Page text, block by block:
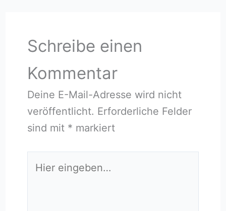
Schreibe einen
Kommentar
Deine E-Mail-Adresse wird nicht
veröffentlicht. Erforderliche Felder
sind mit * markiert
eingeben…